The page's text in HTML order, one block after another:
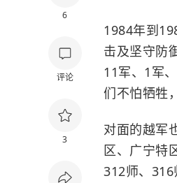
6
评论
3
1984年到
击及坚守防
11军、1军
们不怕牺牲
对面的越军
区、广宁特
312师、316